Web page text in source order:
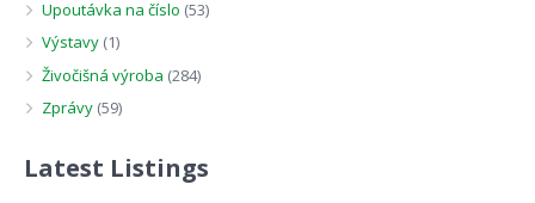
Upoutávka na číslo (53)
Výstavy (1)
Živočišná výroba (284)
Zprávy (59)
Latest Listings